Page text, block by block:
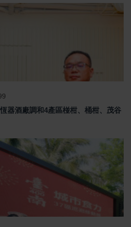
器酒廠調和4產區椪柑、桶柑、茂谷